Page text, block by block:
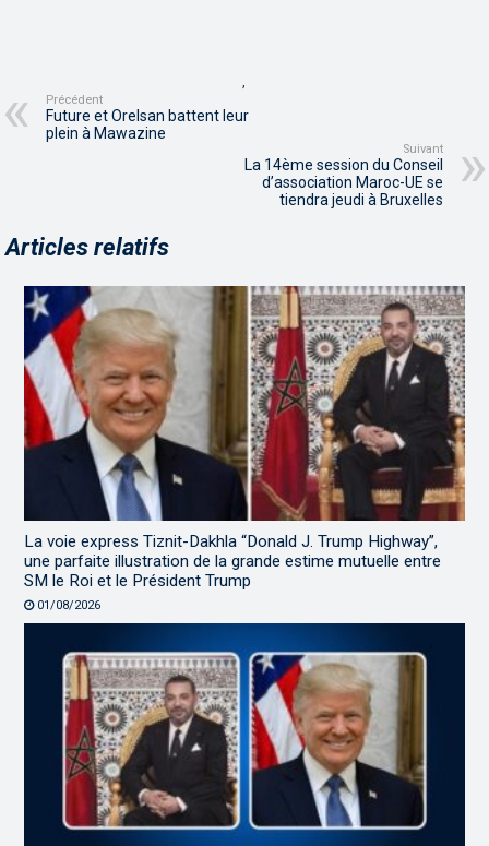
,
Précédent
Future et Orelsan battent leur
plein à Mawazine
Suivant
La 14ème session du Conseil
d’association Maroc-UE se
tiendra jeudi à Bruxelles
Articles relatifs
La voie express Tiznit-Dakhla “Donald J. Trump Highway”,
une parfaite illustration de la grande estime mutuelle entre
SM le Roi et le Président Trump
01/08/2026